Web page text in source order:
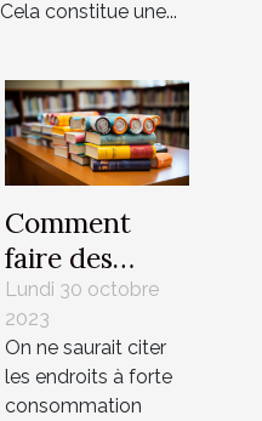
Cela constitue une...
Comment
faire des
économies
d’énergie à
l’école ?
Lundi 30 octobre
2023
On ne saurait citer
les endroits à forte
consommation